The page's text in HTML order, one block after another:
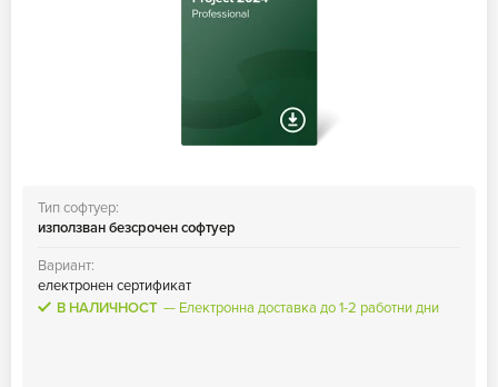
Тип софтуер:
използван безсрочен софтуер
Вариант:
електронен сертификат
В НАЛИЧНОСТ
Електронна доставка до 1-2 работни дни